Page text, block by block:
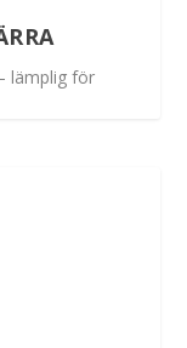
lämplig för